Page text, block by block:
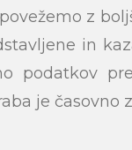
z
in
podatkov
je časovno